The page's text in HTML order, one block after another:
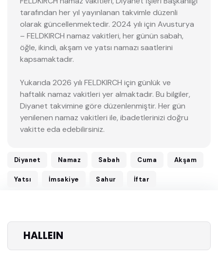
tarafından her yıl yayınlanan takvimle düzenli
olarak güncellenmektedir. 2024 yılı için Avusturya
– FELDKIRCH namaz vakitleri, her günün sabah,
öğle, ikindi, akşam ve yatsı namazı saatlerini
kapsamaktadır.
Yukarıda 2026 yılı FELDKIRCH için günlük ve
haftalık namaz vakitleri yer almaktadır. Bu bilgiler,
Diyanet takvimine göre düzenlenmiştir. Her gün
yenilenen namaz vakitleri ile, ibadetlerinizi doğru
vakitte eda edebilirsiniz.
Diyanet Namaz Sabah Cuma Akşam
Yatsı İmsakiye Sahur İftar
HALLEIN